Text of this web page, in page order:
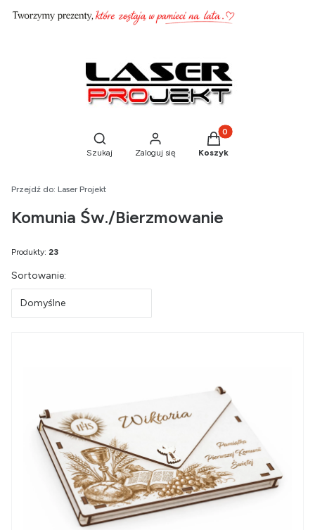
Otwórz wyszukiwarkę
Szukaj Zaloguj się
Produkty w koszyku:
Koszyk
Przejdź do: Laser Projekt
Komunia Św./Bierzmowanie
Produkty: 23
Lista produktów
Sortowanie:
Domyślne